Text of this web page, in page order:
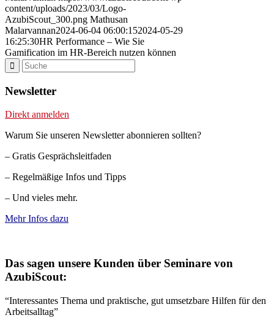
content/uploads/2023/03/Logo-
AzubiScout_300.png Mathusan
Malarvannan2024-06-04 06:00:152024-05-29
16:25:30HR Performance – Wie Sie
Gamification im HR-Bereich nutzen können
Newsletter
Direkt anmelden
Warum Sie unseren Newsletter abonnieren sollten?
– Gratis Gesprächsleitfaden
– Regelmäßige Infos und Tipps
– Und vieles mehr.
Mehr Infos dazu
Das sagen unsere Kunden über Seminare von
AzubiScout:
“Interessantes Thema und praktische, gut umsetzbare Hilfen für den
Arbeitsalltag”